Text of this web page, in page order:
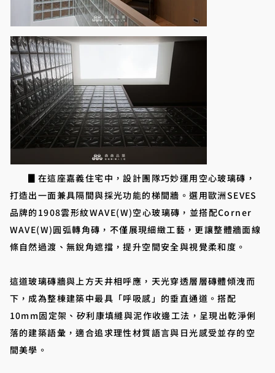
▊在這座嘉義住宅中，設計團隊巧妙運用空心玻璃磚，
打造出一面兼具隔間與採光功能的梯間牆。選用歐洲SEVES
品牌的1908雲形紋WAVE(W)空心玻璃磚，並搭配Corner
WAVE(W)圓弧轉角磚，不僅展現細緻工藝，更讓整體牆面線
條自然過渡、無銳角遮擋，提升空間安全與視覺柔和度。
這道玻璃磚牆與上方天井相呼應，天光穿透層層磚體傾洩而
下，成為整棟建築中最具「呼吸感」的垂直通道。搭配
10mm固定架、矽利康填縫與泥作收邊工法，呈現出乾淨俐
落的建築語彙，適合追求理性材質語言與日光感受並存的空
間美學。